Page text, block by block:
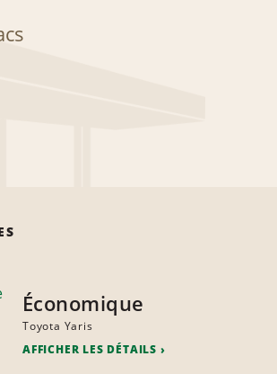
Économique
Toyota Yaris
AFFICHER LES DÉTAILS